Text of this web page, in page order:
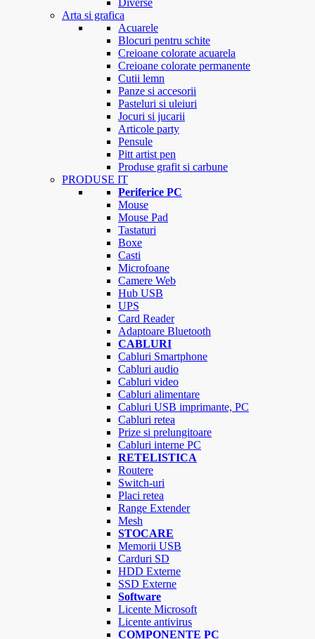
Diverse
Arta si grafica
Acuarele
Blocuri pentru schite
Creioane colorate acuarela
Creioane colorate permanente
Cutii lemn
Panze si accesorii
Pasteluri si uleiuri
Jocuri si jucarii
Articole party
Pensule
Pitt artist pen
Produse grafit si carbune
PRODUSE IT
Periferice PC
Mouse
Mouse Pad
Tastaturi
Boxe
Casti
Microfoane
Camere Web
Hub USB
UPS
Card Reader
Adaptoare Bluetooth
CABLURI
Cabluri Smartphone
Cabluri audio
Cabluri video
Cabluri alimentare
Cabluri USB imprimante, PC
Cabluri retea
Prize si prelungitoare
Cabluri interne PC
RETELISTICA
Routere
Switch-uri
Placi retea
Range Extender
Mesh
STOCARE
Memorii USB
Carduri SD
HDD Externe
SSD Externe
Software
Licente Microsoft
Licente antivirus
COMPONENTE PC